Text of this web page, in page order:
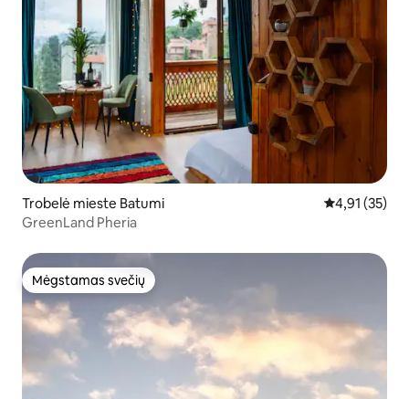
Trobelė mieste Batumi Vidutinis
4,91 (35)
GreenLand Pheria
Mėgstamas svečių
Mėgstamas svečių